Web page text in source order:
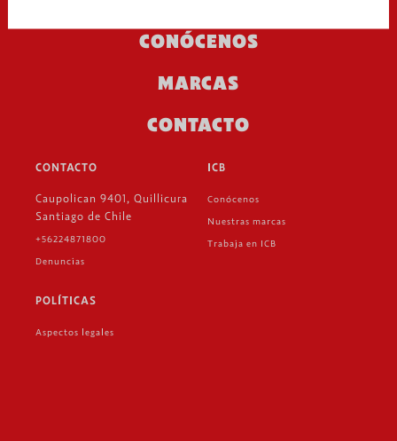
CONÓCENOS
MARCAS
CONTACTO
CONTACTO
Caupolican 9401, Quillicura
Santiago de Chile
+56224871800
Denuncias
ICB
Conócenos
Nuestras marcas
Trabaja en ICB
POLÍTICAS
Aspectos legales